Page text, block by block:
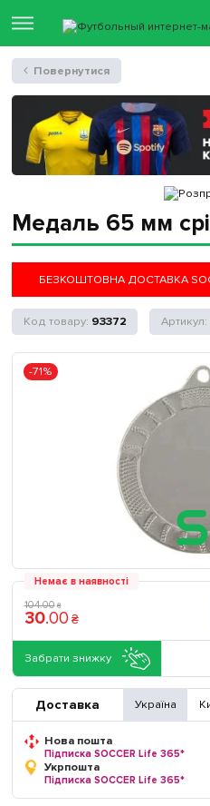
Медаль 65 мм
БЕЗКОШТОВНА ДОСТАВКА
93372
-71%
Немає в наявності
104.00 ₴
30.00 ₴
Забрати знижку
Доставка Україна
Нова пошта
Підписка SOCCER Life 365*
Укрпошта
Підписка SOCCER Life 365*
Повернутися